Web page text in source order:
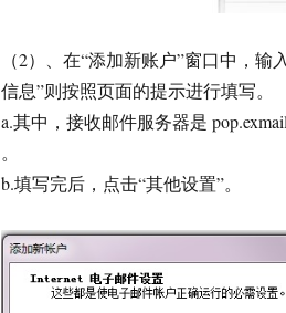
（2）、在“添加新账户”窗口中，
信息”则按照页面的提示进行填写。
a.其中，接收邮件服务器是
。
b.填写完后，点击“其他设置”。